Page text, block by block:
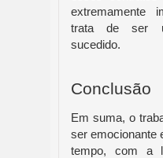
extremamente
trata de ser
sucedido.
Conclusão
Em suma, o
ser emocionante
tempo, com a